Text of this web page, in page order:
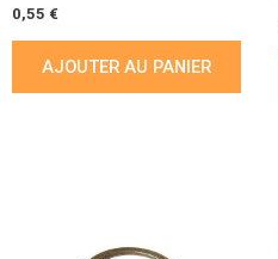
0,55 €
AJOUTER AU PANIER